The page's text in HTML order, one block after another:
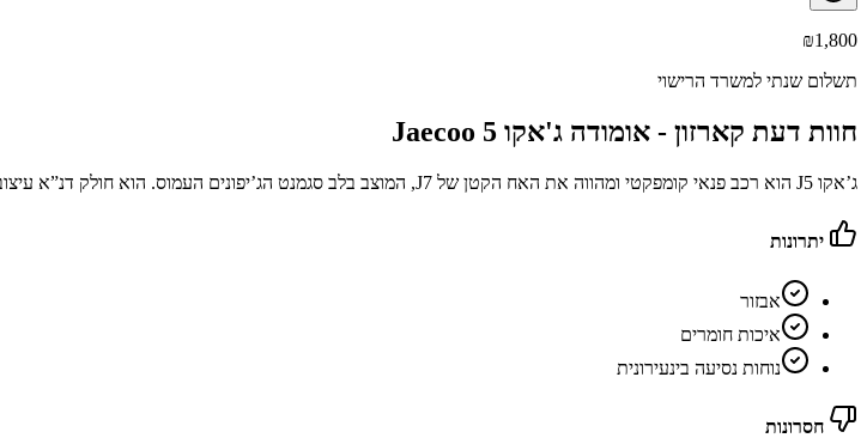
₪1,800
תשלום שנתי למשרד הרישוי
חוות דעת קארזון - אומודה ג'אקו Jaecoo 5
ג’אקו J5 הוא רכב פנאי קומפקטי ומהווה את האח הקטן של J7, המוצב בלב סגמנט הג’יפונים העמוס. הוא חולק דנ”א עיצובי וטכני עם קבוצת צ’רי (אח קרוב לצ’רי FX ולאומודה 3)
יתרונות
אבזור
איכות חומרים
נוחות נסיעה בינעירונית
חסרונות